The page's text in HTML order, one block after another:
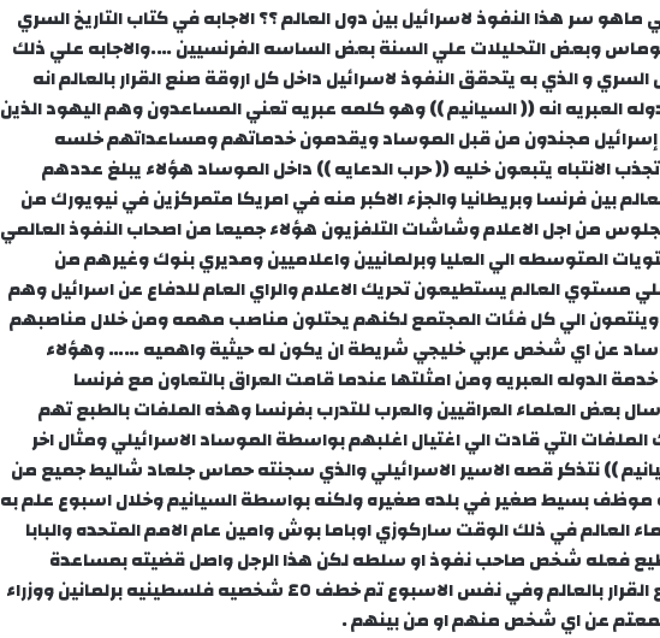
سر هذا النفوذ لاسرائيل بين دول العالم ؟؟ الاجابه في كتاب التاريخ السري
وبعض التحليلات علي السنة بعض الساسه الفرنسيين ….والاجابه علي ذلك
السري و الذي به يتحقق النفوذ لاسرائيل داخل كل اروقة صنع القرار بالعالم انه
العبريه انه (( السيانيم )) وهو كلمه عبريه تعني المساعدون وهم اليهود الذين
إسرائيل مجندون من قبل الموساد ويقدمون خدماتهم ومساعداتهم خلسه
تجذب الانتباه يتبعون خليه (( حرب الدعايه )) داخل الموساد هؤلاء يبلغ عددهم
بين فرنسا وبريطانيا والجزء الاكبر منه في امريكا متمركزين في نيويورك من
من اجل الاعلام وشاشات التلفزيون هؤلاء جميعا من اصحاب النفوذ العالمي
المتوسطه الي العليا وبرلمانيين واعلاميين ومديري بنوك وغيرهم من
مستوي العالم يستطيعون تحريك الاعلام والراي العام للدفاع عن اسرائيل وهم
الي كل فئات المجتمع لكنهم يحتلون مناصب مهمه ومن خلال مناصبهم
عن اي شخص عربي خليجي شريطة ان يكون له حيثية واهميه …… وهؤلاء
الدوله العبريه ومن امثلتها عندما قامت العراق بالتعاون مع فرنسا
بعض العلماء العراقيين والعرب للتدرب بفرنسا وهذه الملفات بالطبع تهم
التي قادت الي اغتيال اغلبهم بواسطة الموساد الاسرائيلي ومثال اخر
)) نتذكر قصه الاسير الاسرائيلي والذي سجنته حماس جلعاد شاليط جميع من
موظف بسيط صغير في بلده صغيره ولكنه بواسطة السيانيم وخلال اسبوع علم به
العالم في ذلك الوقت ساركوزي اوباما بوش وامين عام الامم المتحده والبابا
فعله شخص صاحب نفوذ او سلطه لكن هذا الرجل واصل قضيته بمساعدة
السيانيم الي كل دوائر صنع القرار بالعالم وفي نفس الاسبوع تم خطف ٤٥ شخصيه فلسطينيه برلمانين ووزراء
عن اي شخص منهم او من بينهم .